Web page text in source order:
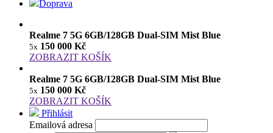
Doprava
Realme 7 5G 6GB/128GB Dual-SIM Mist Blue
5x 150 000 Kč
ZOBRAZIT KOŠÍK
Realme 7 5G 6GB/128GB Dual-SIM Mist Blue
5x 150 000 Kč
ZOBRAZIT KOŠÍK
Přihlásit
Emailová adresa